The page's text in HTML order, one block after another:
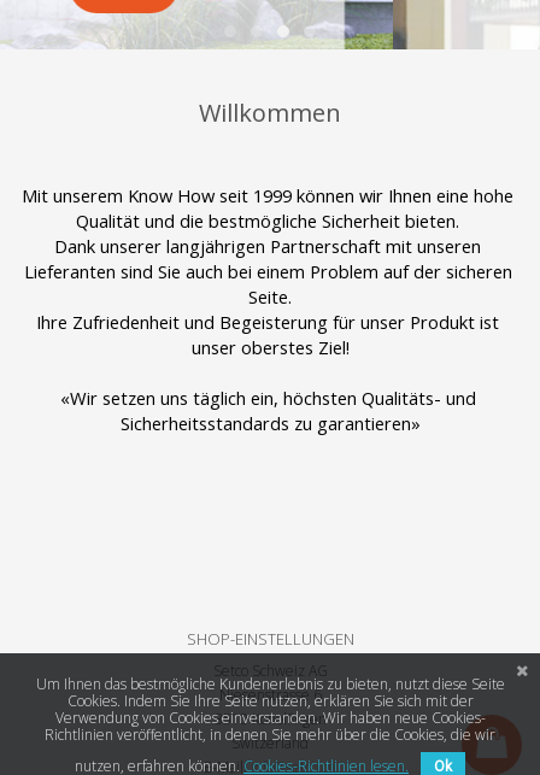
Willkommen
Mit unserem Know How seit 1999 können wir Ihnen eine hohe
Qualität und die bestmögliche Sicherheit bieten.
Dank unserer langjährigen Partnerschaft mit unseren
Lieferanten sind Sie auch bei einem Problem auf der sicheren
Seite.
Ihre Zufriedenheit und Begeisterung für unser Produkt ist
unser oberstes Ziel!
«Wir setzen uns täglich ein, höchsten Qualitäts- und
Sicherheitsstandards zu garantieren»
SHOP-EINSTELLUNGEN
Setco Schweiz AG
Niesenstrasse 6
3510 Konolfingen
Switzerland
E-Mail:info@setco.ch
Um Ihnen das bestmögliche Kundenerlebnis zu bieten, nutzt diese Seite
Cookies. Indem Sie Ihre Seite nutzen, erklären Sie sich mit der
Verwendung von Cookies einverstanden. Wir haben neue Cookies-
Richtlinien veröffentlicht, in denen Sie mehr über die Cookies, die wir
nutzen, erfahren können. Cookies-Richtlinien lesen. Ok